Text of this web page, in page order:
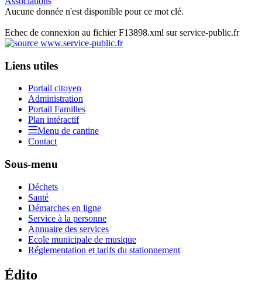
Aucune donnée n'est disponible pour ce mot clé.
Echec de connexion au fichier F13898.xml sur service-public.fr
Liens utiles
Portail citoyen
Administration
Portail Familles
Plan intéractif
Menu de cantine
Contact
Sous-menu
Déchets
Santé
Démarches en ligne
Service à la personne
Annuaire des services
Ecole municipale de musique
Réglementation et tarifs du stationnement
Édito